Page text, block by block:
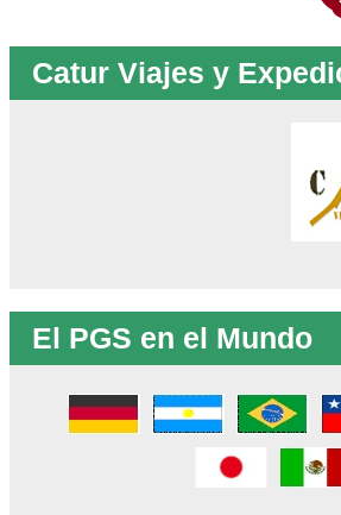
Catur Viajes y
El PGS en el Mundo